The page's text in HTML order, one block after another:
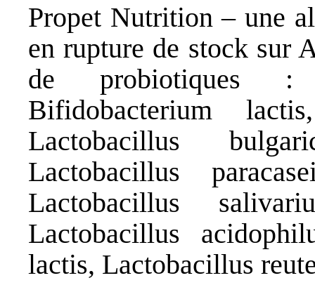
Propet Nutrition – une
en rupture de stock sur
de probiotiques :
Bifidobacterium
Lactobacillus
Lactobacillus
Lactobacillus
Lactobacillus
lactis, Lactobacillus